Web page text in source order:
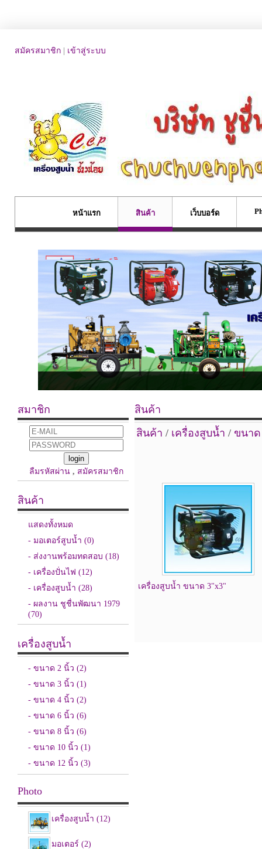
สมัครสมาชิก เข้าสู่ระบบ
หน้าแรก สินค้า เว็บบอร์ด
สมาชิก
ลืมรหัสผ่าน , สมัครสมาชิก
สินค้า
แสดงทั้งหมด
- มอเตอร์สูบน้ำ (0)
- ส่งงานพร้อมทดสอบ (18)
- เครื่องปั่นไฟ (12)
- เครื่องสูบน้ำ (28)
- ผลงาน ชูชื่นพัฒนา 1979
(70)
เครื่องสูบน้ำ
- ขนาด 2 นิ้ว (2)
- ขนาด 3 นิ้ว (1)
- ขนาด 4 นิ้ว (2)
- ขนาด 6 นิ้ว (6)
- ขนาด 8 นิ้ว (6)
- ขนาด 10 นิ้ว (1)
- ขนาด 12 นิ้ว (3)
Photo
เครื่องสูบน้ำ (12)
มอเตอร์ (2)
สินค้า
สินค้า / เครื่องสูบน้ำ / ขนา
เครื่องสูบน้ำ ขนาด 3"x3"